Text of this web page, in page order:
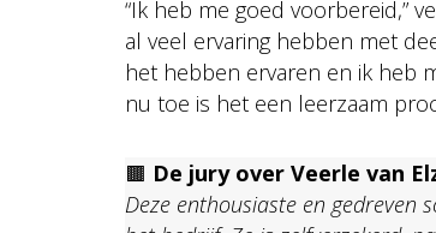
“Ik heb me goed voorbereid,”
al veel ervaring hebben met
het hebben ervaren en ik heb
nu toe is het een leerzaam
🟫 De jury over Veerle van
Deze enthousiaste en gedreven